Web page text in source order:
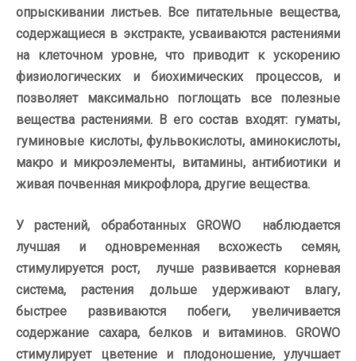
опрыскивании листьев. Все питательные вещества,
содержащиеся в экстракте, усваиваются растениями
на клеточном уровне, что приводит к ускорению
физиологических и биохимических процессов, и
позволяет максимально поглощать все полезные
вещества растениями. В его состав входят: гуматы,
гуминовые кислоты, фульвокислоты, аминокислоты,
макро и микроэлементы, витамины, антибиотики и
живая почвенная микрофлора, другие вещества.
У растений, обработанных GROWO наблюдается
лучшая и одновременная всхожесть семян,
стимулируется рост, лучше развивается корневая
система, растения дольше удерживают влагу,
быстрее развиваются побеги, увеличивается
содержание сахара, белков и витаминов. GROWO
стимулирует цветение и плодоношение, улучшает